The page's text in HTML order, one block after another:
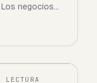
negocios